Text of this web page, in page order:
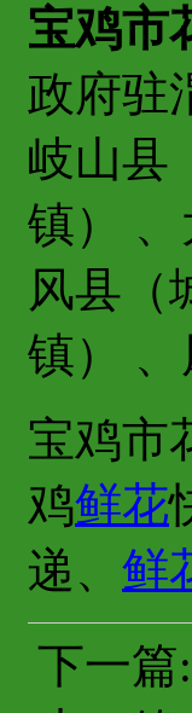
宝鸡市
政府驻
岐山县
镇）
风县（
镇）
宝鸡市
鸡鲜花
递、 鲜
下一篇: